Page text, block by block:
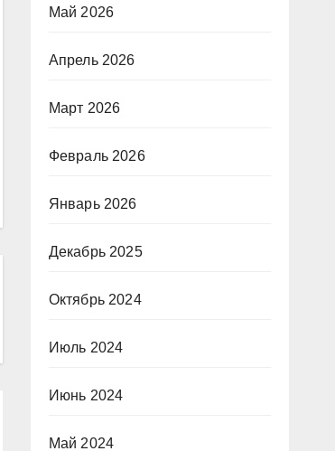
Май 2026
Апрель 2026
Март 2026
Февраль 2026
Январь 2026
Декабрь 2025
Октябрь 2024
Июль 2024
Июнь 2024
Май 2024